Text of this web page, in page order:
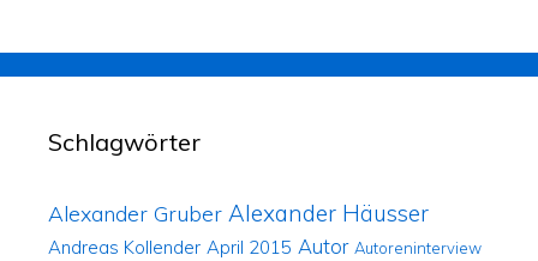
Schlagwörter
Alexander Gruber Alexander Häusser
Andreas Kollender April 2015 Autor Autoreninterview